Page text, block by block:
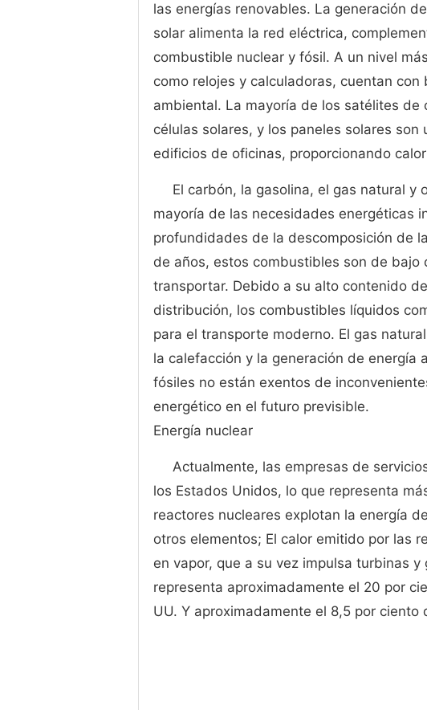
las energías renovables. La generación
solar alimenta la red eléctrica,
combustible nuclear y fósil. A un nivel
como relojes y calculadoras, cuentan
ambiental. La mayoría de los satélites
células solares, y los paneles solares
edificios de oficinas, proporcionando
El carbón, la gasolina, el gas natural
mayoría de las necesidades energéticas
profundidades de la descomposición de
de años, estos combustibles son de
transportar. Debido a su alto contenido
distribución, los combustibles líquidos
para el transporte moderno. El gas
la calefacción y la generación de energía
fósiles no están exentos de
energético en el futuro previsible.
Energía nuclear
Actualmente, las empresas de
los Estados Unidos, lo que representa
reactores nucleares explotan la energía
otros elementos; El calor emitido por las
en vapor, que a su vez impulsa turbinas
representa aproximadamente el 20 por
UU. Y aproximadamente el 8,5 por